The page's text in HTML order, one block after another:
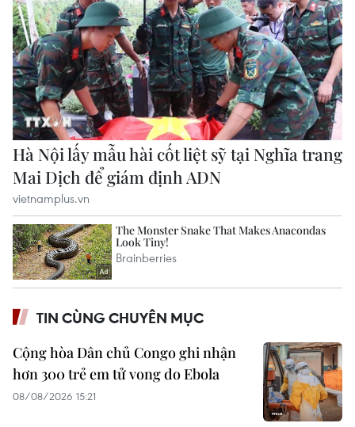
TIN CÙNG CHUYÊN MỤC
Cộng hòa Dân chủ Congo ghi nhận
hơn 300 trẻ em tử vong do Ebola
08/08/2026 15:21